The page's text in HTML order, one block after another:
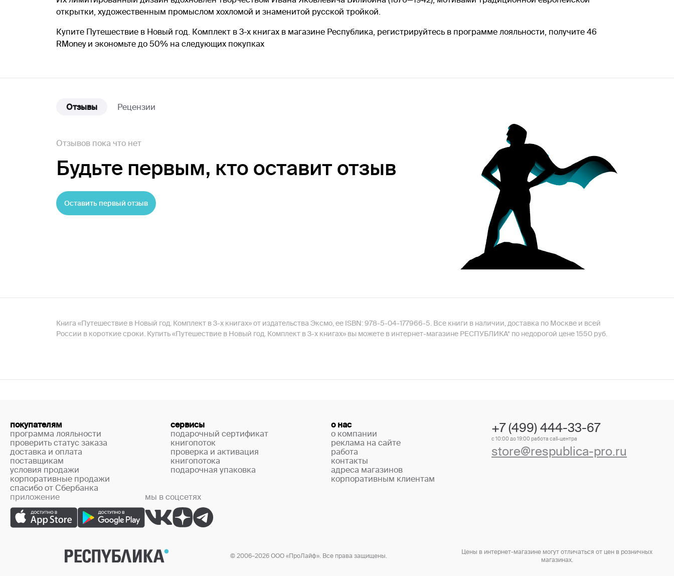
открытки, художественным промыслом хохломой и знаменитой русской тройкой.
Купите Путешествие в Новый год. Комплект в 3-х книгах в магазине Республика, регистрируйтесь в программе лояльности, получите 46
RMoney и экономьте до 50% на следующих покупках
Отзывы Рецензии
Отзывов пока что нет
Будьте первым, кто оставит отзыв
Оставить первый отзыв
Книга «Путешествие в Новый год. Комплект в 3-х книгах» от издательства Эксмо, ее ISBN: 978-5-04-177966-5. Все книги в наличии, доставка по Москве и всей
России в короткие сроки. Купить «Путешествие в Новый год. Комплект в 3-х книгах» вы можете в интернет-магазине РЕСПУБЛИКА* по недорогой цене 1550 руб.
покупателям
программа лояльности
проверить статус заказа
доставка и оплата
поставщикам
условия продажи
корпоративные продажи
спасибо от Сбербанка
сервисы
подарочный сертификат
книгопоток
проверка и активация
книгопотока
подарочная упаковка
о нас
о компании
реклама на сайте
работа
контакты
адреса магазинов
корпоративным клиентам
+7 (499) 444-33-67
с 10:00 до 19:00 работа call-центра
store@respublica-pro.ru
приложение мы в соцсетях
© 2006–2026 ООО «ПроЛайф». Все права защищены.
Цены в интернет-магазине могут отличаться от цен в розничных
магазинах.